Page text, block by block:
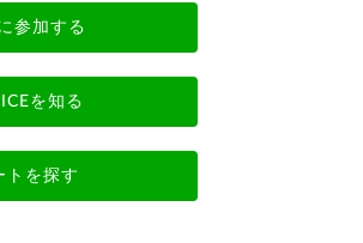
参加する
を知る
トを探す